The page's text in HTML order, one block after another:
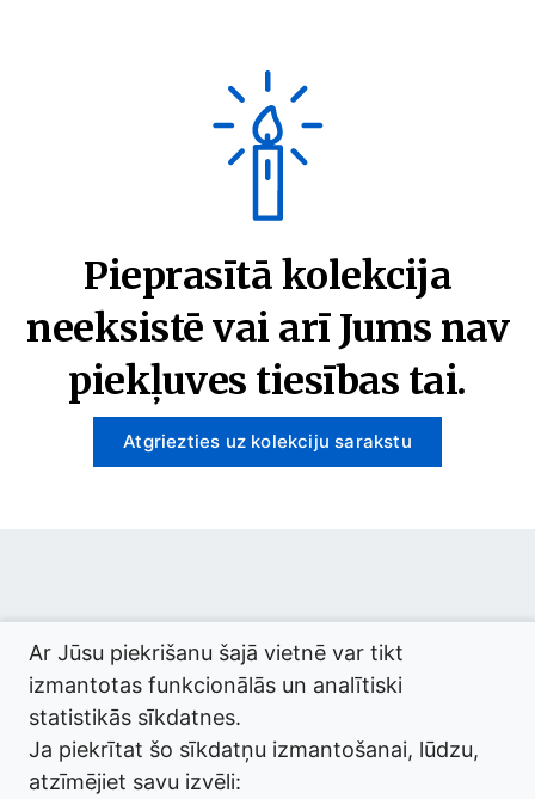
Pieprasītā kolekcija
neeksistē vai arī Jums nav
piekļuves tiesības tai.
Atgriezties uz kolekciju sarakstu
© 2026 termini.gov.lv. Izstrādātājs:Tilde.
Ar Jūsu piekrišanu šajā vietnē var tikt
izmantotas funkcionālās un analītiski
statistikās sīkdatnes.
Ja piekrītat šo sīkdatņu izmantošanai, lūdzu,
atzīmējiet savu izvēli: